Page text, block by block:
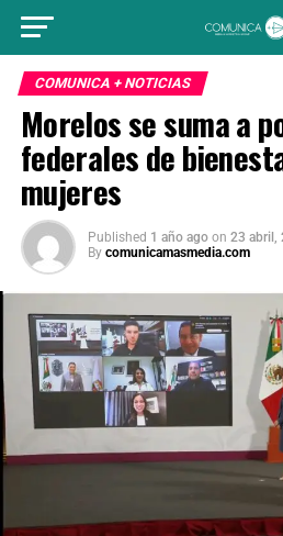
COMUNICA + NOTICIAS
Morelos se suma a
federales de
mujeres
Published 1 año ago on 23 abril,
By comunicamasmedia.com